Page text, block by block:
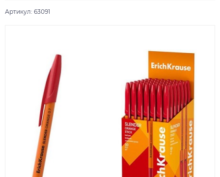
Артикул: 63091